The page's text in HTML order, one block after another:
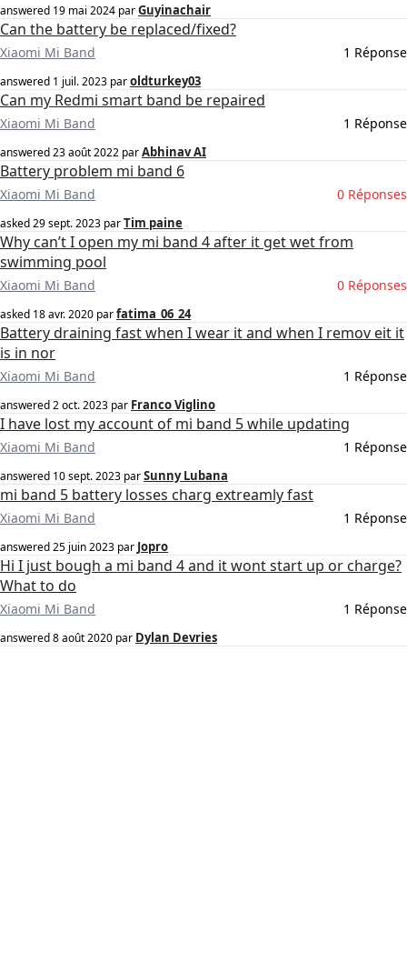
answered 19 mai 2024 parGuyinachair
Can the battery be replaced/fixed?
Xiaomi Mi Band 1 Réponse
answered 1 juil. 2023 paroldturkey03
Can my Redmi smart band be repaired
Xiaomi Mi Band 1 Réponse
answered23 août 2022 parAbhinav AI
Battery problem mi band 6
Xiaomi Mi Band 0 Réponses
asked29 sept. 2023 parTim paine
Why can’t I open my mi band 4 after it get wet from
swimming pool
Xiaomi Mi Band 0 Réponses
asked 18 avr. 2020 parfatima_06_24
Battery draining fast when I wear it and when I remov eit it
is in nor
Xiaomi Mi Band 1 Réponse
answered2 oct. 2023 par Franco Viglino
I have lost my account of mi band 5 while updating
Xiaomi Mi Band 1 Réponse
answered 10 sept. 2023 parSunny Lubana
mi band 5 battery losses charg extreamly fast
Xiaomi Mi Band 1 Réponse
answered25 juin 2023 par Jopro
Hi I just bough a mi band 4 and it wont start up or charge?
What to do
Xiaomi Mi Band 1 Réponse
answered8 août 2020 par Dylan Devries